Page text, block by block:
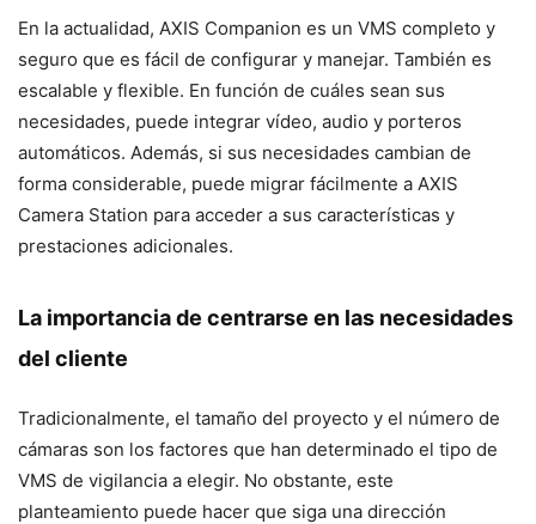
En la actualidad, AXIS Companion es un VMS completo y
seguro que es fácil de configurar y manejar. También es
escalable y flexible. En función de cuáles sean sus
necesidades, puede integrar vídeo, audio y porteros
automáticos. Además, si sus necesidades cambian de
forma considerable, puede migrar fácilmente a AXIS
Camera Station para acceder a sus características y
prestaciones adicionales.
La importancia de centrarse en las necesidades
del cliente
Tradicionalmente, el tamaño del proyecto y el número de
cámaras son los factores que han determinado el tipo de
VMS de vigilancia a elegir. No obstante, este
planteamiento puede hacer que siga una dirección